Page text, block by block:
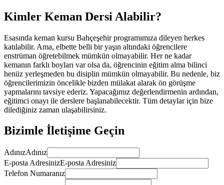
Kimler Keman Dersi Alabilir?
Esasında keman kursu Bahçeşehir programımıza dileyen herkes
katılabilir. Ama, elbette belli bir yaşın altındaki öğrencilere
enstrüman öğretebilmek mümkün olmayabilir. Her ne kadar
kemanın farklı boyları var olsa da, öğrencinin eğitim alma bilinci
henüz yerleşmeden bu disiplin mümkün olmayabilir. Bu nedenle, biz
öğrencilerimizin öncelikle bizden mülakat alarak ön görüşme
yapmalarını tavsiye ederiz. Yapacağımız değerlendirmenin ardından,
eğitimci onayı ile derslere başlanabilecektir. Tüm detaylar için bize
dilediğiniz zaman ulaşabilirsiniz.
Bizimle İletişime Geçin
AdınızAdınız
E-posta AdresinizE-posta Adresiniz
Telefon Numaranız